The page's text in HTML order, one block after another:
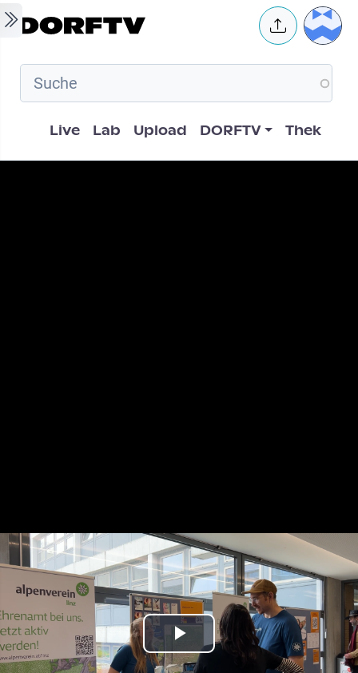
Skip to main content User
Hauptnavigation
Live Lab Upload DORFTV Thek
Play